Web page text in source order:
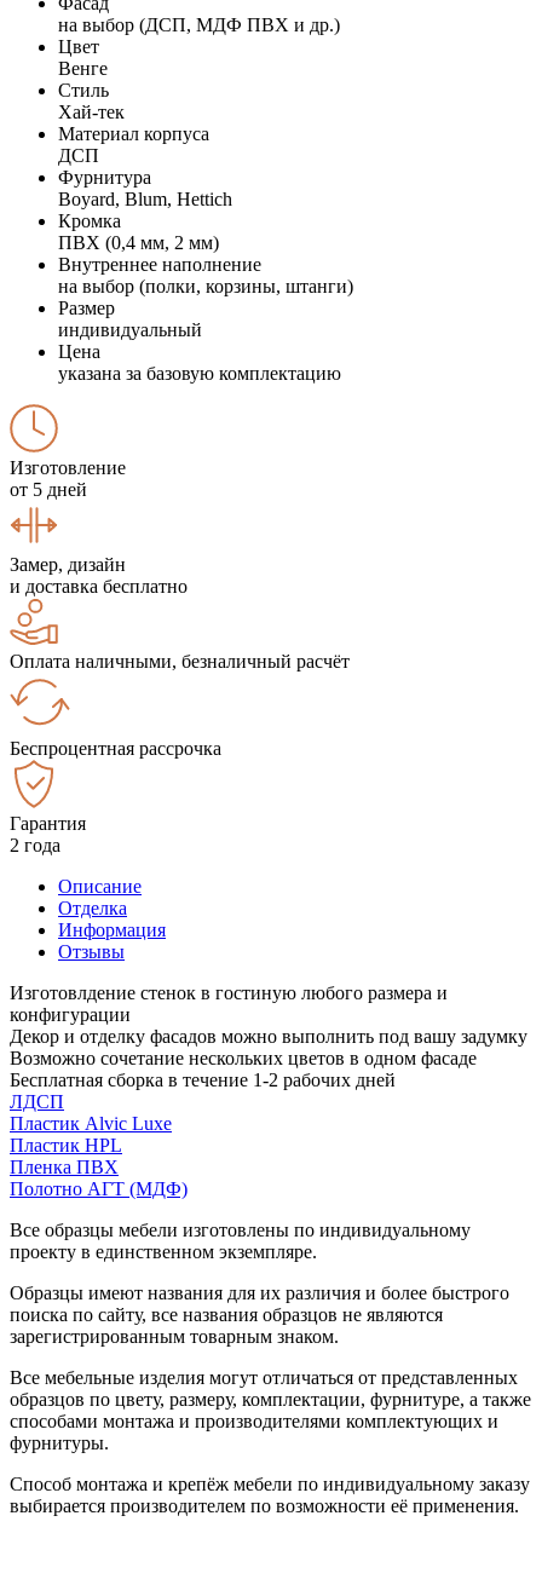
на выбор (ДСП, МДФ ПВХ и др.)
Цвет
Венге
Стиль
Хай-тек
Материал корпуса
ДСП
Фурнитура
Boyard, Blum, Hettich
Кромка
ПВХ (0,4 мм, 2 мм)
Внутреннее наполнение
на выбор (полки, корзины, штанги)
Размер
индивидуальный
Цена
указана за базовую комплектацию
Изготовление
от 5 дней
Замер, дизайн
и доставка бесплатно
Оплата наличными, безналичный расчёт
Беспроцентная рассрочка
Гарантия
2 года
Описание
Отделка
Информация
Отзывы
Изготовлдение стенок в гостиную любого размера и
конфигурации
Декор и отделку фасадов можно выполнить под вашу задумку
Возможно сочетание нескольких цветов в одном фасаде
Бесплатная сборка в течение 1-2 рабочих дней
ЛДСП
Пластик Alvic Luxe
Пластик HPL
Пленка ПВХ
Полотно АГТ (МДФ)
Все образцы мебели изготовлены по индивидуальному
проекту в единственном экземпляре.
Образцы имеют названия для их различия и более быстрого
поиска по сайту, все названия образцов не являются
зарегистрированным товарным знаком.
Все мебельные изделия могут отличаться от представленных
образцов по цвету, размеру, комплектации, фурнитуре, а также
способами монтажа и производителями комплектующих и
фурнитуры.
Способ монтажа и крепёж мебели по индивидуальному заказу
выбирается производителем по возможности её применения.